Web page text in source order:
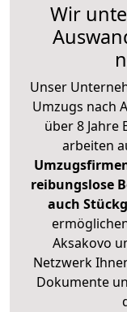
Wir
Unser
Umzugs nach
über 8 Jahre
arbeiten
reibungslose
auch
Aksakovo
Netzwerk
Dokumente